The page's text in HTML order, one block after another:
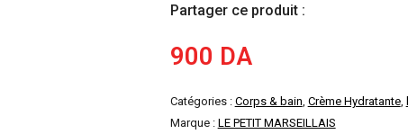
Partager ce produit :
900 DA
Catégories : Corps & bain, Crème Hydratante,
Marque : LE PETIT MARSEILLAIS